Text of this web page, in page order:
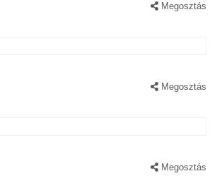
Megosztás
Megosztás
Megosztás